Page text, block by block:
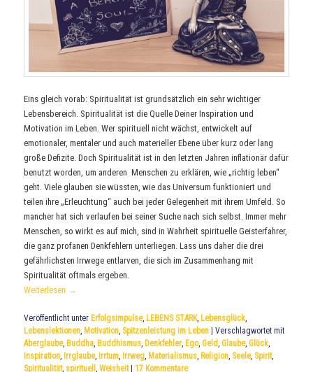
Eins gleich vorab: Spiritualität ist grundsätzlich ein sehr wichtiger
Lebensbereich. Spiritualität ist die Quelle Deiner Inspiration und
Motivation im Leben. Wer spirituell nicht wächst, entwickelt auf
emotionaler, mentaler und auch materieller Ebene über kurz oder lang
große Defizite. Doch Spiritualität ist in den letzten Jahren inflationär dafür
benutzt worden, um anderen Menschen zu erklären, wie „richtig leben“
geht. Viele glauben sie wüssten, wie das Universum funktioniert und
teilen ihre „Erleuchtung“ auch bei jeder Gelegenheit mit ihrem Umfeld. So
mancher hat sich verlaufen bei seiner Suche nach sich selbst. Immer mehr
Menschen, so wirkt es auf mich, sind in Wahrheit spirituelle Geisterfahrer,
die ganz profanen Denkfehlern unterliegen. Lass uns daher die drei
gefährlichsten Irrwege entlarven, die sich im Zusammenhang mit
Spiritualität oftmals ergeben.
Weiterlesen →
Veröffentlicht unter Erfolgsimpulse, LEBENS STARK, Lebensglück,
Lebenslektionen, Motivation, Spitzenleistung im Leben |Verschlagwortet mit
Aberglaube, Buddha, Buddhismus, Denkfehler, Ego,Geld,Glaube,Glück,
Inspiration, Irrglaube, Irrtum, Irrweg, Materialismus, Religion, Seele, Spirit,
Spiritualität, spirituell,Weisheit |17 Kommentare